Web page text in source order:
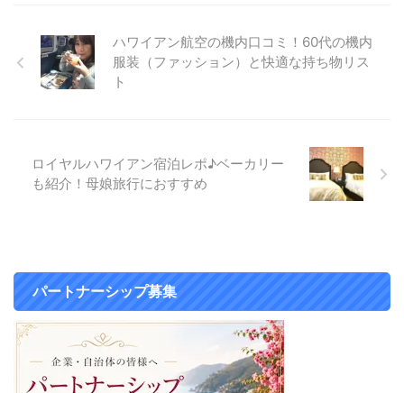
いていきたいと思います♪ よろし
くお願いいたします。 今回は、
私たちのハワイ旅行2017年のス
たスケジュールです♪ 夜成田を出
発して、午前の早い時間にハワイ
ハワイアン航空の機内口コミ！60代の機内
服装（ファッション）と快適な持ち物リス
ト
ロイヤルハワイアン宿泊レポ♪ベーカリー
も紹介！母娘旅行におすすめ
パートナーシップ募集